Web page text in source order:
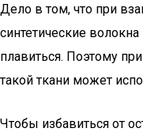
Дело в том, что при
синтетические
плавиться. Поэтому
такой ткани может
Чтобы избавиться от